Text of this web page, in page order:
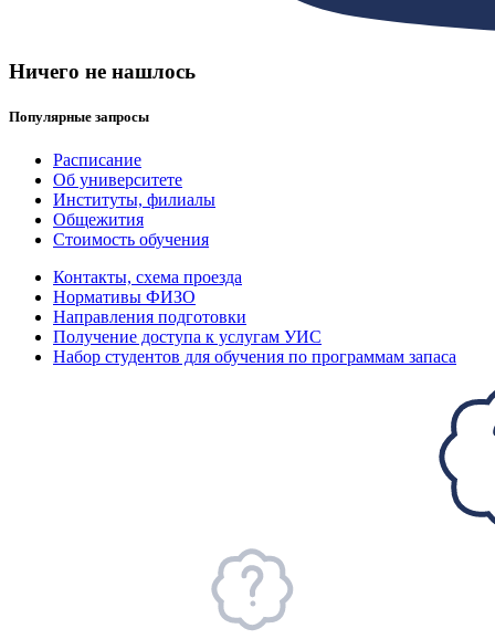
Ничего не нашлось
Популярные запросы
Расписание
Об университете
Институты, филиалы
Общежития
Стоимость обучения
Контакты, схема проезда
Нормативы ФИЗО
Направления подготовки
Получение доступа к услугам УИС
Набор студентов для обучения по программам запаса